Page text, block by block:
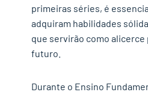
primeiras séries, é
adquiram habilidades
que servirão como alicerce
futuro.
Durante o Ensino